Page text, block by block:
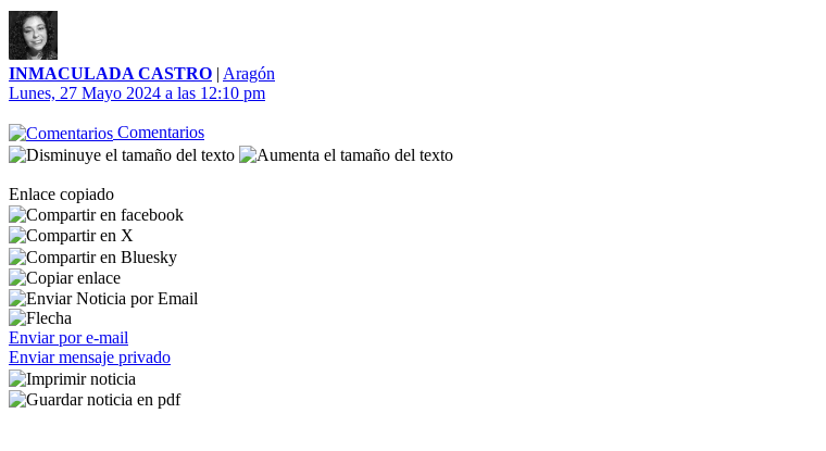
INMACULADA CASTRO | Aragón
Lunes, 27 Mayo 2024 a las 12:10 pm
Comentarios
Enlace copiado
Enviar por e-mail
Enviar mensaje privado